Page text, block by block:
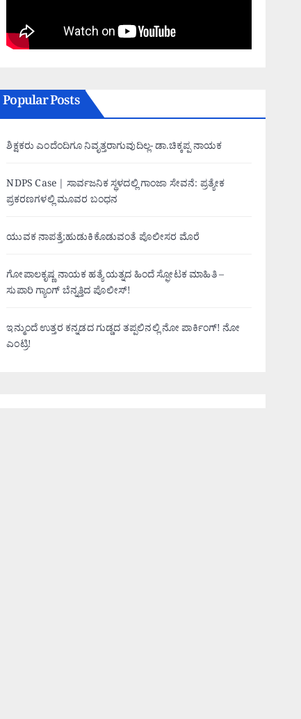
Popular Posts
ಶಿಕ್ಷಕರು ಎಂದೆಂದಿಗೂ ನಿವೃತ್ತರಾಗುವುದಿಲ್ಲ- ಡಾ.ಚಿಕ್ಕಪ್ಪ ನಾಯಕ
NDPS Case | ಸಾರ್ವಜನಿಕ ಸ್ಥಳದಲ್ಲಿ ಗಾಂಜಾ ಸೇವನೆ: ಪ್ರತ್ಯೇಕ
ಪ್ರಕರಣಗಳಲ್ಲಿ ಮೂವರ ಬಂಧನ
ಯುವಕ ನಾಪತ್ತೆ;ಹುಡುಕಿಕೊಡುವಂತೆ ಪೊಲೀಸರ ಮೊರೆ
ಗೋಪಾಲಕೃಷ್ಣ ನಾಯಕ ಹತ್ಯೆ ಯತ್ನದ ಹಿಂದೆ ಸ್ಫೋಟಕ ಮಾಹಿತಿ –
ಸುಪಾರಿ ಗ್ಯಾಂಗ್ ಬೆನ್ನತ್ತಿದ ಪೊಲೀಸ್!
ಇನ್ಮುಂದೆ ಉತ್ತರ ಕನ್ನಡದ ಗುಡ್ಡದ ತಪ್ಪಲಿನಲ್ಲಿ ನೋ ಪಾರ್ಕಿಂಗ್! ನೋ
ಎಂಟ್ರಿ!